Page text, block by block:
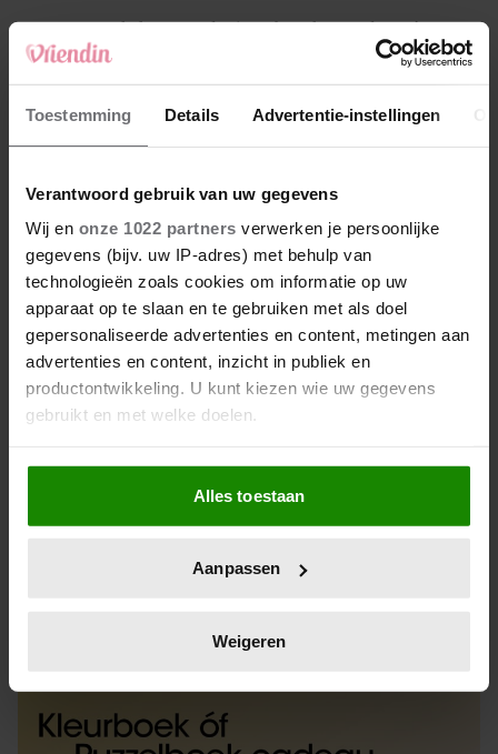
Toestemming Details Advertentie-instellingen
Verantwoord gebruik van uw gegevens
Wij en onze 1022 partners verwerken je persoonlijke
gegevens (bijv. uw IP-adres) met behulp van
technologieën zoals cookies om informatie op uw
apparaat op te slaan en te gebruiken met als doel
gepersonaliseerde advertenties en content, metingen aan
advertenties en content, inzicht in publiek en
productontwikkeling. U kunt kiezen wie uw gegevens
gebruikt en met welke doelen.
Als u het toestaat, willen we ook graag:
Informatie verzamelen over uw geografische
locatie, die tot een paar meter nauwkeurig kan zijn
scannen op specifieke eigenschappen (fingerprinting)
verwerkt en stel uw voorkeuren in het
intrekken in de Cookieverklaring.
We gebruiken cookies om content en advertenties te
Alles toestaan
Aanpassen
Weigeren
4 Makelaar Mandy: ‘Een bericht van de BN’er.
Een foto. Mijn lijf reageert’
5 Makelaar Mandy: ‘Vrijdagavond belde Bart.
Hij sprak eng kalm’
Nieuw